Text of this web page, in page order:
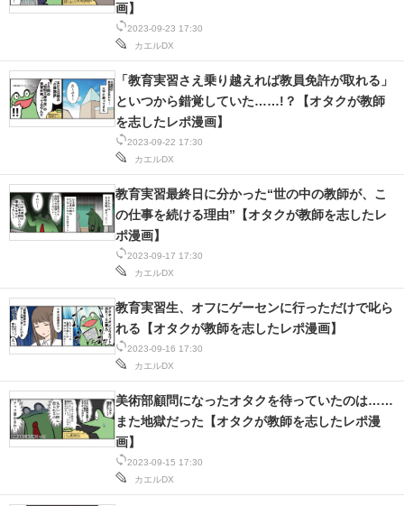
進化するPCとデバイスの未来
好きが集まる 比べて選べる
ビジネスと働き方のヒント
AI活用のいまが分かる
経営リーダーのコミュニティ
マーケ×ITの今がよく分かる
ITエンジニア向け専門サイト
企業向けIT製品の総合サイト
製造業のIT導入・活用を支援
モノづくり技術者専門サイト
2023-09-23 17:30
カエルDX
画】
2023-09-22 17:30
カエルDX
「教育実習さえ乗り越えれば教員免許が取れる」
といつから錯覚していた……!？【オタクが教師
を志したレポ漫画】
2023-09-17 17:30
カエルDX
教育実習最終日に分かった“世の中の教師が、こ
の仕事を続ける理由”【オタクが教師を志したレ
ポ漫画】
2023-09-16 17:30
カエルDX
教育実習生、オフにゲーセンに行っただけで叱ら
れる【オタクが教師を志したレポ漫画】
2023-09-15 17:30
カエルDX
美術部顧問になったオタクを待っていたのは……
また地獄だった【オタクが教師を志したレポ漫
画】